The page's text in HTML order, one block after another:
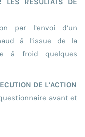
LES RESULTATS DE
par l’envoi d’un
à l’issue de la
à froid quelques
DE L’ACTION
avant et